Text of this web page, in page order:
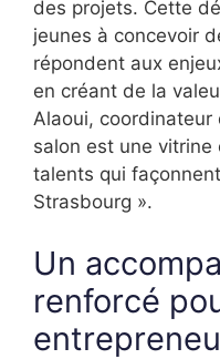
des projets. Cette
jeunes à concevoir
répondent aux
en créant de la
Alaoui, coordinateur
salon est une vitrine
talents qui
Strasbourg ».
Un
renforcé